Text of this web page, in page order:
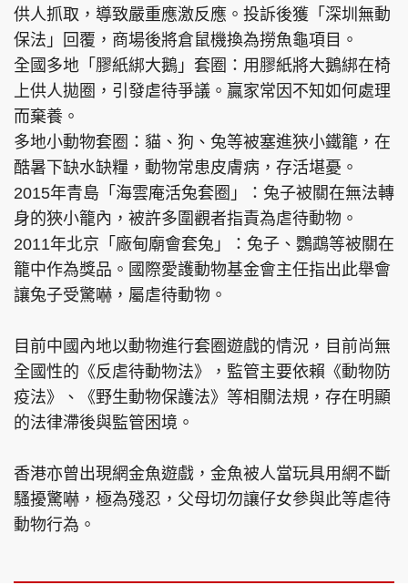
供人抓取，導致嚴重應激反應。投訴後獲「深圳無動
保法」回覆，商場後將倉鼠機換為撈魚龜項目。
全國多地「膠紙綁大鵝」套圈：用膠紙將大鵝綁在椅
上供人拋圈，引發虐待爭議。贏家常因不知如何處理
而棄養。
多地小動物套圈：貓、狗、兔等被塞進狹小鐵籠，在
酷暑下缺水缺糧，動物常患皮膚病，存活堪憂。
2015年青島「海雲庵活兔套圈」：兔子被關在無法轉
身的狹小籠內，被許多圍觀者指責為虐待動物。
2011年北京「廠甸廟會套兔」：兔子、鸚鵡等被關在
籠中作為獎品。國際愛護動物基金會主任指出此舉會
讓兔子受驚嚇，屬虐待動物。
目前中國內地以動物進行套圈遊戲的情況，目前尚無
全國性的《反虐待動物法》，監管主要依賴《動物防
疫法》、《野生動物保護法》等相關法規，存在明顯
的法律滯後與監管困境。
香港亦曾出現網金魚遊戲，金魚被人當玩具用網不斷
騷擾驚嚇，極為殘忍，父母切勿讓仔女參與此等虐待
動物行為。